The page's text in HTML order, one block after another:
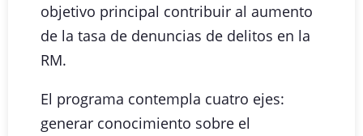
objetivo principal contribuir al aumento
de la tasa de denuncias de delitos en la
RM.
El programa contempla cuatro ejes:
generar conocimiento sobre el